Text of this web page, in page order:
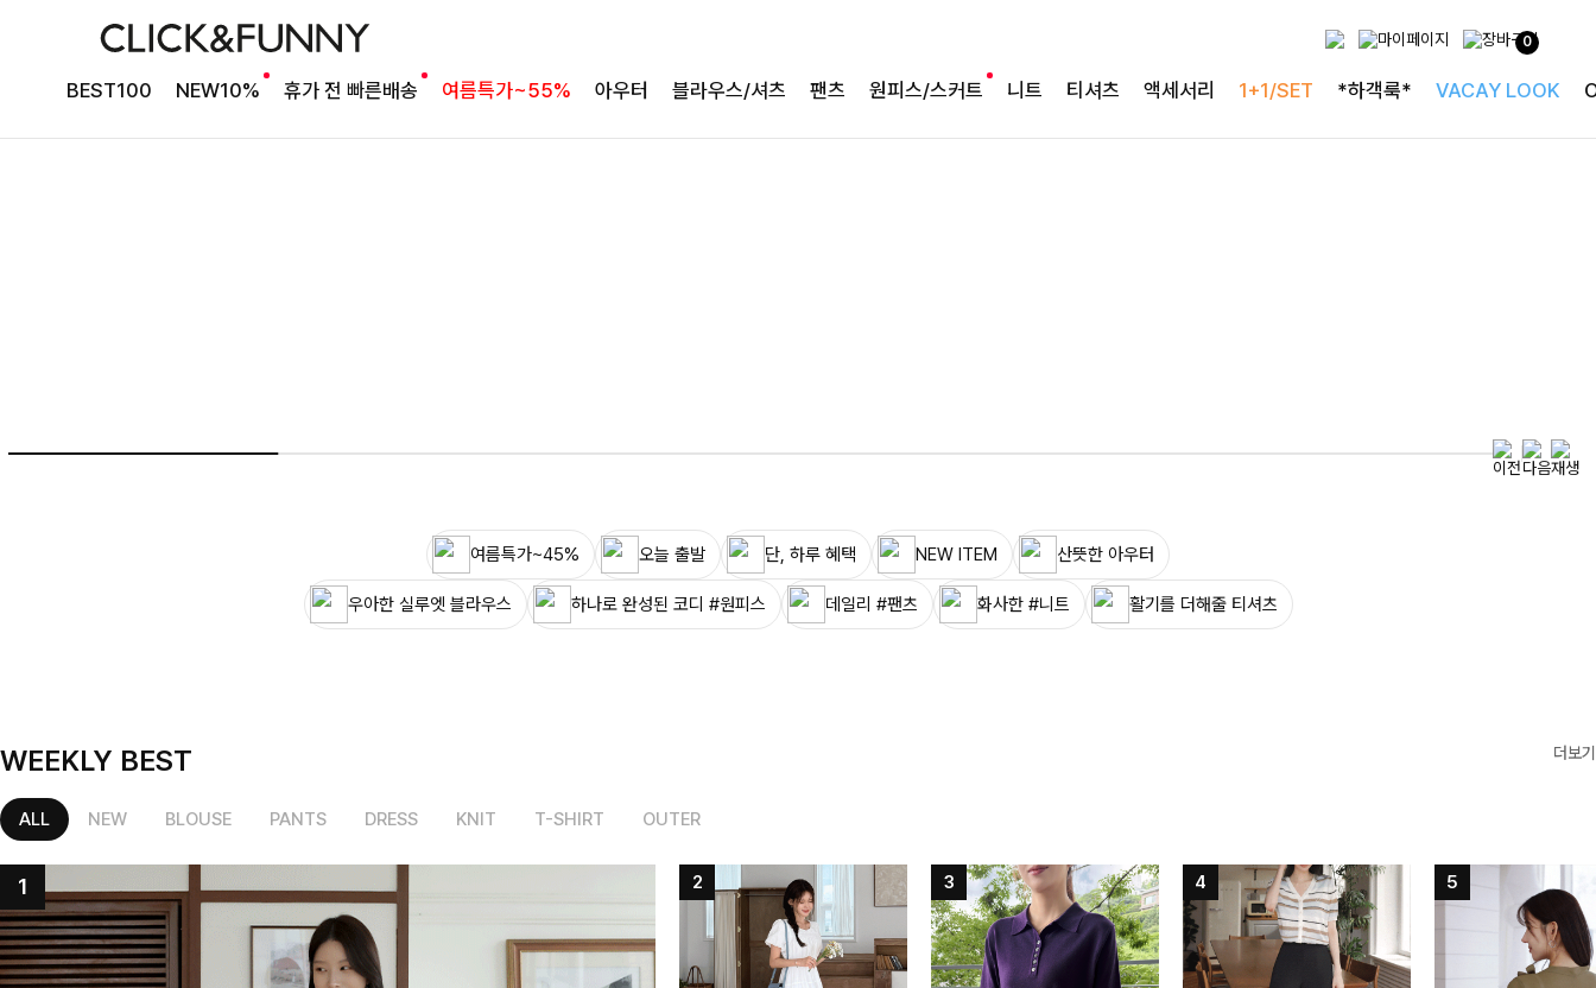
0
BEST100 NEW10% 휴가 전 빠른배송 여름특가~55% 아우터 블라우스/셔츠 팬츠 원피스/스커트 니트 티셔츠 액세서리 1+1/SET *하객룩* VACAY LOOK
여름의 끝을 완성할
감각적인 원피스
특별한 날을 빛내는
하객룩의 정석
여름특가~45% 오늘 출발 단, 하루 혜택 NEW ITEM 산뜻한 아우터
우아한 실루엣 블라우스 하나로 완성된 코디 #원피스 데일리 #팬츠 화사한 #니트 활기를 더해줄 티셔츠
WEEKLY BEST 더보기
ALL NEW BLOUSE PANTS DRESS KNIT T-SHIRT OUTER